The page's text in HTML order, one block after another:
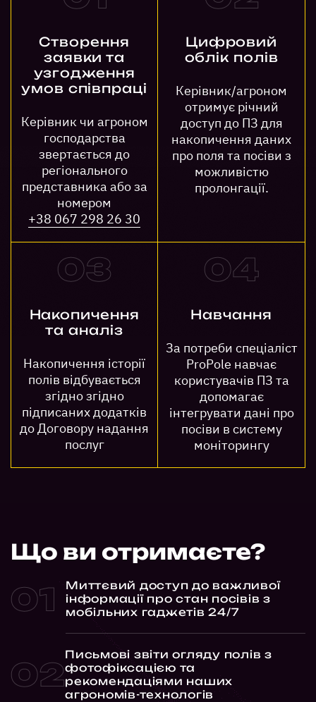
Створення
заявки та
узгодження
умов співпраці
Керівник чи агроном
господарства
звертається до
регіонального
представника або за
номером
+38 067 298 26 30
Цифровий
облік полів
Керівник/агроном
отримує річний
доступ до ПЗ для
накопичення даних
про поля та посіви з
можливістю
пролонгації.
Накопичення
та аналіз
Накопичення історії
полів відбувається
згідно згідно
підписаних додатків
до Договору надання
послуг
Навчання
За потреби спеціаліст
ProPole навчає
користувачів ПЗ та
допомагає
інтегрувати дані про
посіви в систему
моніторингу
Що ви отримаєте?
Миттєвий доступ до важливої
інформації про стан посівів з
мобільних гаджетів 24/7
Письмові звіти огляду полів з
фотофіксацією та
рекомендаціями наших
агрономів-технологів